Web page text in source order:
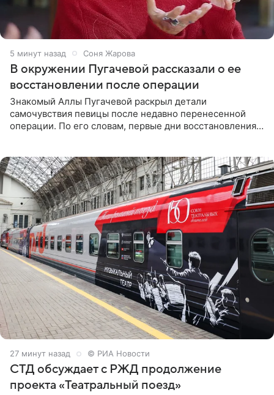
5 минут назад Соня Жарова
В окружении Пугачевой рассказали о ее
восстановлении после операции
Знакомый Аллы Пугачевой раскрыл детали
самочувствия певицы после недавно перенесенной
операции. По его словам, первые дни восстановления
27 минут назад © РИА Новости
СТД обсуждает с РЖД продолжение
проекта «Театральный поезд»